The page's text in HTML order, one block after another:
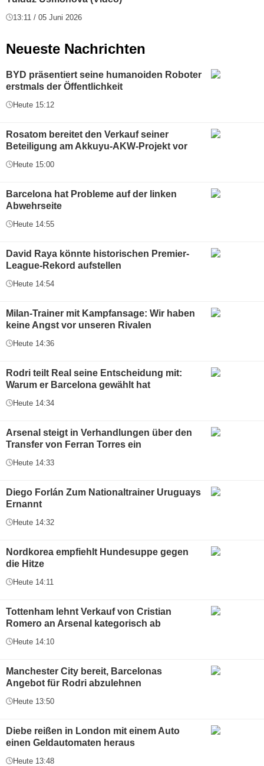
13:11 / 05 Juni 2026
Neueste Nachrichten
BYD präsentiert seine humanoiden Roboter
erstmals der Öffentlichkeit
Heute 15:12
Rosatom bereitet den Verkauf seiner
Beteiligung am Akkuyu-AKW-Projekt vor
Heute 15:00
Barcelona hat Probleme auf der linken
Abwehrseite
Heute 14:55
David Raya könnte historischen Premier-
League-Rekord aufstellen
Heute 14:54
Milan-Trainer mit Kampfansage: Wir haben
keine Angst vor unseren Rivalen
Heute 14:36
Rodri teilt Real seine Entscheidung mit:
Warum er Barcelona gewählt hat
Heute 14:34
Arsenal steigt in Verhandlungen über den
Transfer von Ferran Torres ein
Heute 14:33
Diego Forlán Zum Nationaltrainer Uruguays
Ernannt
Heute 14:32
Nordkorea empfiehlt Hundesuppe gegen
die Hitze
Heute 14:11
Tottenham lehnt Verkauf von Cristian
Romero an Arsenal kategorisch ab
Heute 14:10
Manchester City bereit, Barcelonas
Angebot für Rodri abzulehnen
Heute 13:50
Diebe reißen in London mit einem Auto
einen Geldautomaten heraus
Heute 13:48